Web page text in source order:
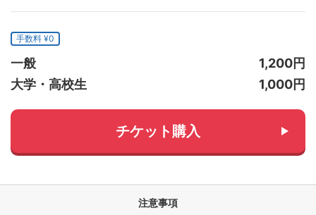
手数料 ¥0
一般
1,200円
大学・高校生
1,000円
チケット購入
注意事項